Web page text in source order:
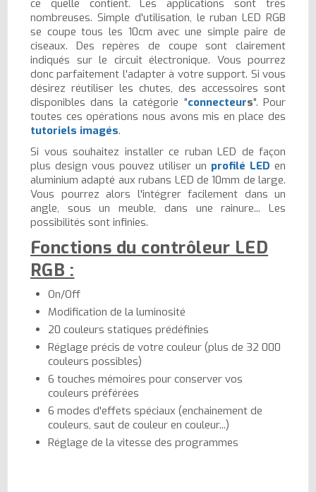
ce quelle contient. Les applications sont très
nombreuses. Simple d'utilisation, le ruban LED RGB
se coupe tous les 10cm avec une simple paire de
ciseaux. Des repères de coupe sont clairement
indiqués sur le circuit électronique. Vous pourrez
donc parfaitement l'adapter à votre support. Si vous
désirez réutiliser les chutes, des accessoires sont
disponibles dans la catégorie "connecteurs". Pour
toutes ces opérations nous avons mis en place des
tutoriels imagés.
Si vous souhaitez installer ce ruban LED de façon
plus design vous pouvez utiliser un profilé LED en
aluminium adapté aux rubans LED de 10mm de large.
Vous pourrez alors l'intégrer facilement dans un
angle, sous un meuble, dans une rainure... Les
possibilités sont infinies.
Fonctions du contrôleur LED
RGB :
On/Off
Modification de la luminosité
20 couleurs statiques prédéfinies
Réglage précis de votre couleur (plus de 32 000
couleurs possibles)
6 touches mémoires pour conserver vos
couleurs préférées
6 modes d'effets spéciaux (enchainement de
couleurs, saut de couleur en couleur...)
Réglage de la vitesse des programmes